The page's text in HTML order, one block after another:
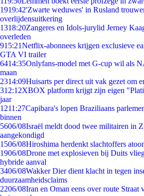
1919:42'Zwarte weduwes' in Rusland
overlijdensuitkering
1318:20Zangeres en Idols-jurylid Jerney
overleden
915:21Netflix-abonnees krijgen exclusieve
GTA VI trailer
6414:35Onlyfans-model met G-cup wil als
maan
2314:09Huisarts per direct uit vak gezet om
312:12XBOX platform krijgt zijn eigen
jaar
1211:27Capibara's lopen Braziliaans
binnen
5606/08Israël meldt dood twee militairen in
aangekondigd
1506/08Hiroshima herdenkt slachtoffers
1906/08Drone met explosieven bij Duits
hybride aanval
3406/08Wakker Dier dient klacht in tegen
duurzaamheidsclaims
2206/08Iran en Oman eens over route Straat